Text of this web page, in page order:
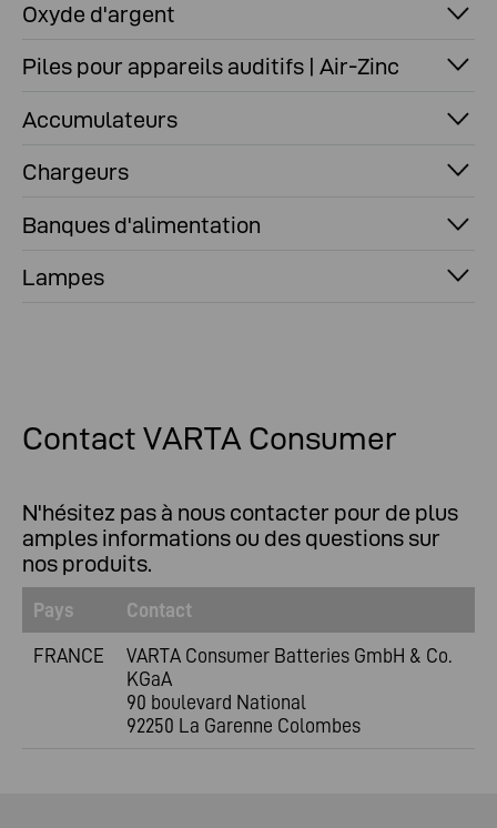
Oxyde d'argent
Piles pour appareils auditifs | Air-Zinc
Accumulateurs
Chargeurs
Banques d'alimentation
Lampes
Contact VARTA Consumer
N'hésitez pas à nous contacter pour de plus
amples informations ou des questions sur
nos produits. ​
Pays
Contact
FRANCE
VARTA Consumer Batteries GmbH & Co.
KGaA
90 boulevard National
92250 La Garenne Colombes